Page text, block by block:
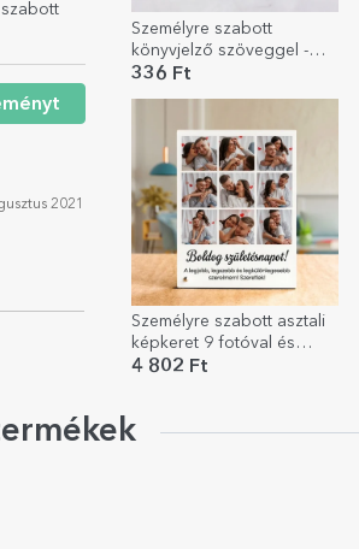
Személyre szabott
könyvjelző szöveggel -
Beszállókártya
336 Ft
Személyre szabott asztali
képkeret 9 fotóval és
szöveggel - Emlékek
4 802 Ft
2021